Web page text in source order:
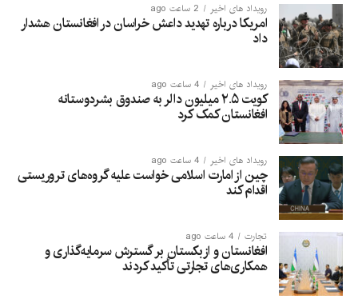
رویداد های اخیر 2 ساعت ago
امریکا درباره تهدید داعش خراسان در افغانستان هشدار
داد
رویداد های اخیر 4 ساعت ago
کویت ۲.۵ میلیون دالر به صندوق بشردوستانه
افغانستان کمک کرد
رویداد های اخیر 4 ساعت ago
چین از امارت اسلامی خواست علیه گروه‌های تروریستی
اقدام کند
تجارت 4 ساعت ago
افغانستان و ازبکستان بر گسترش سرمایه‌گذاری و
همکاری‌های تجارتی تأکید کردند